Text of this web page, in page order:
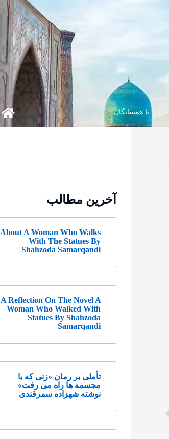
با همسایگان
آخرین مطالب
About A Woman Who Walks
With The Statues By
Shahzoda Samarqandi
A Reflection On The Novel A
Woman Who Walked With
Statues By Shahzoda
Samarqandi
تأملی بر رمان «زنی که با
مجسمه ها راه می رفت»
نوشته شهزاده سمرقندی